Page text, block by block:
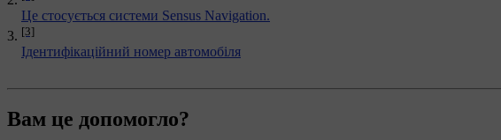
Це стосується системи Sensus Navigation.
[3]
Ідентифікаційний номер автомобіля
Вам це допомогло?